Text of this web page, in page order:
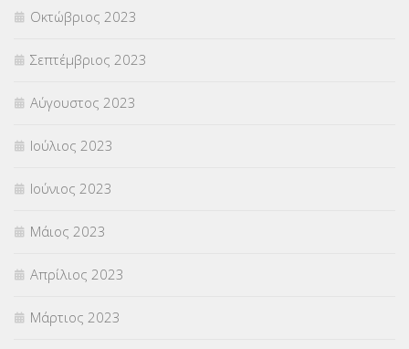
Οκτώβριος 2023
Σεπτέμβριος 2023
Αύγουστος 2023
Ιούλιος 2023
Ιούνιος 2023
Μάιος 2023
Απρίλιος 2023
Μάρτιος 2023